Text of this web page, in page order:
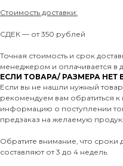
Стоимость доставки:
СДЕК — от 350 рублей
Точная стоимость и срок
менеджером и оплачивается в
ЕСЛИ ТОВАРА/ РАЗМЕРА НЕТ
Если вы не нашли нужный
рекомендуем вам обратиться
информацию о поступлении
предзаказ на желаемую
Обратите внимание, что сроки
составляют от 3 до 4 недель.